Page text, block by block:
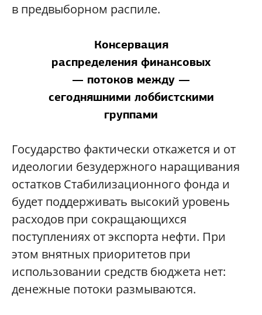
в предвыборном распиле.
Консервация
распределения финансовых
— потоков между —
сегодняшними лоббистскими
группами
Государство фактически откажется и от
идеологии безудержного наращивания
остатков Стабилизационного фонда и
будет поддерживать высокий уровень
расходов при сокращающихся
поступлениях от экспорта нефти. При
этом внятных приоритетов при
использовании средств бюджета нет:
денежные потоки размываются.